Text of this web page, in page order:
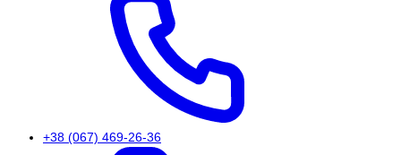
+38 (067) 469-26-36